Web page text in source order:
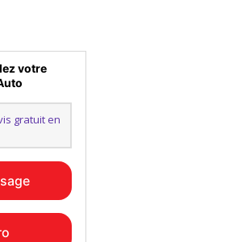
votre
gratuit en